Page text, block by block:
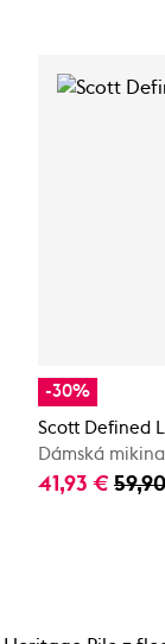
-30%
Scott Defined
Dámská mikina
41,93 €